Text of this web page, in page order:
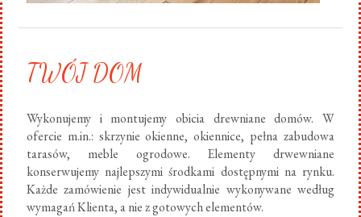
TWÓJ DOM
Wykonujemy i montujemy obicia drewniane domów. W
ofercie m.in.: skrzynie okienne, okiennice, pełna zabudowa
tarasów, meble ogrodowe. Elementy drwewniane
konserwujemy najlepszymi środkami dostępnymi na rynku.
Każde zamówienie jest indywidualnie wykonywane według
wymagań Klienta, a nie z gotowych elementów.